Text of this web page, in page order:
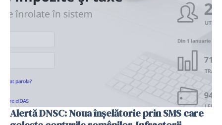
Alertă DNSC: Noua înșelătorie prin SMS care